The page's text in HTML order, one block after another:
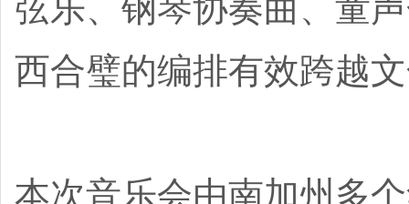
弦乐、钢琴协奏曲、童
西合璧的编排有效跨越
本次音乐会由南加州多